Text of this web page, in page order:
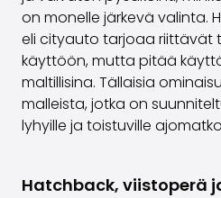
on monelle järkevä valinta.
eli cityauto tarjoaa riittävät
käyttöön, mutta pitää
maltillisina. Tällaisia
malleista, jotka on
lyhyille ja toistuville
Hatchback, viistoperä